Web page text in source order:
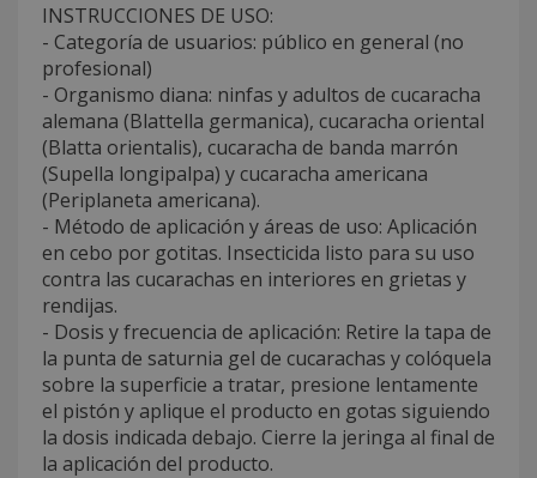
INSTRUCCIONES DE USO:
- Categoría de usuarios: público en general (no
profesional)
- Organismo diana: ninfas y adultos de cucaracha
alemana (Blattella germanica), cucaracha oriental
(Blatta orientalis), cucaracha de banda marrón
(Supella longipalpa) y cucaracha americana
(Periplaneta americana).
- Método de aplicación y áreas de uso: Aplicación
en cebo por gotitas. Insecticida listo para su uso
contra las cucarachas en interiores en grietas y
rendijas.
- Dosis y frecuencia de aplicación: Retire la tapa de
la punta de saturnia gel de cucarachas y colóquela
sobre la superficie a tratar, presione lentamente
el pistón y aplique el producto en gotas siguiendo
la dosis indicada debajo. Cierre la jeringa al final de
la aplicación del producto.